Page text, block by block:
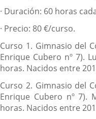
· Duración: 60 horas
· Precio: 80 €/curso.
Curso 1. Gimnasio del
Enrique Cubero nº 7).
horas. Nacidos entre
Curso 2. Gimnasio del
Enrique Cubero nº 7).
horas. Nacidos entre